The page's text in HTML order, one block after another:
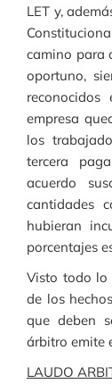
LET y,
camino para
oportuno,
empresa
los
tercera
acuerdo
cantidades
hubieran
porcentajes
Visto todo lo
de los
que deben
árbitro emite
LAUDO